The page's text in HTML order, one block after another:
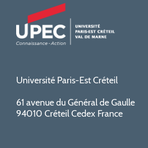
Université Paris-Est Créteil
61 avenue du Général de Gaulle
94010 Créteil Cedex France